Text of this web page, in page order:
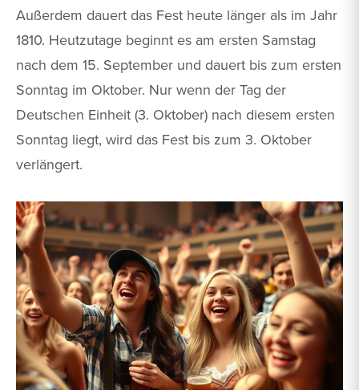
Außerdem dauert das Fest heute länger als im Jahr
1810. Heutzutage beginnt es am ersten Samstag
nach dem 15. September und dauert bis zum ersten
Sonntag im Oktober. Nur wenn der Tag der
Deutschen Einheit (3. Oktober) nach diesem ersten
Sonntag liegt, wird das Fest bis zum 3. Oktober
verlängert.